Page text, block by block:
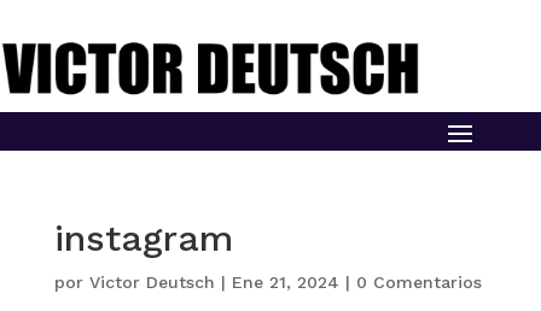
instagram
por Victor Deutsch | Ene 21, 2024 | 0 Comentarios